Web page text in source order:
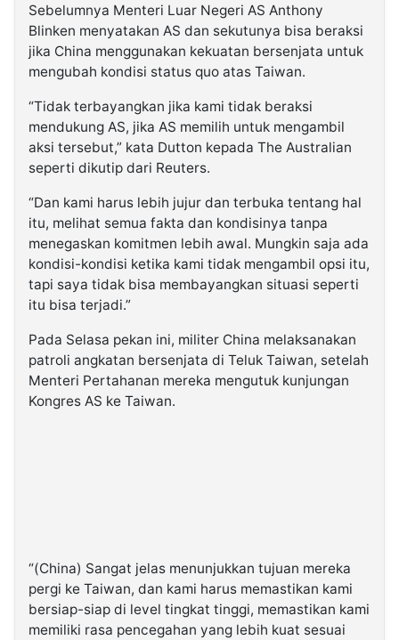
Sebelumnya Menteri Luar Negeri AS Anthony
Blinken menyatakan AS dan sekutunya bisa beraksi
jika China menggunakan kekuatan bersenjata untuk
mengubah kondisi status quo atas Taiwan.
“Tidak terbayangkan jika kami tidak beraksi
mendukung AS, jika AS memilih untuk mengambil
aksi tersebut,” kata Dutton kepada The Australian
seperti dikutip dari Reuters.
“Dan kami harus lebih jujur dan terbuka tentang hal
itu, melihat semua fakta dan kondisinya tanpa
menegaskan komitmen lebih awal. Mungkin saja ada
kondisi-kondisi ketika kami tidak mengambil opsi itu,
tapi saya tidak bisa membayangkan situasi seperti
itu bisa terjadi.”
Pada Selasa pekan ini, militer China melaksanakan
patroli angkatan bersenjata di Teluk Taiwan, setelah
Menteri Pertahanan mereka mengutuk kunjungan
Kongres AS ke Taiwan.
“(China) Sangat jelas menunjukkan tujuan mereka
pergi ke Taiwan, dan kami harus memastikan kami
bersiap-siap di level tingkat tinggi, memastikan kami
memiliki rasa pencegahan yang lebih kuat sesuai